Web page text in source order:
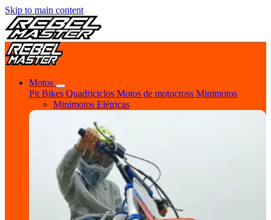
Skip to main content
Motos
Pit Bikes Quadriciclos Motos de motocross Minimotos
Minimotos Elétricas